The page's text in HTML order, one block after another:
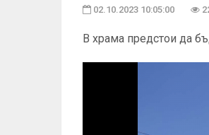
02.10.2023 10:05:00
В храма предстои да